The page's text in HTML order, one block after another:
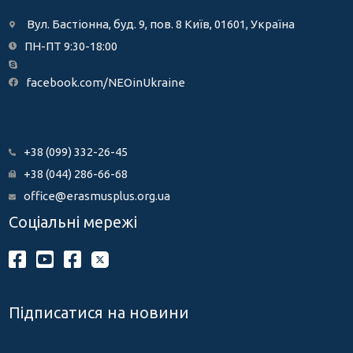
Вул. Бастіонна, буд. 9, пов. 8 Київ, 01601, Україна
ПН-ПТ 9:30-18:00
facebook.com/NEOinUkraine
+38 (099) 332-26-45
+38 (044) 286-66-68
office@erasmusplus.org.ua
Соціальні мережі
Підписатися на новини